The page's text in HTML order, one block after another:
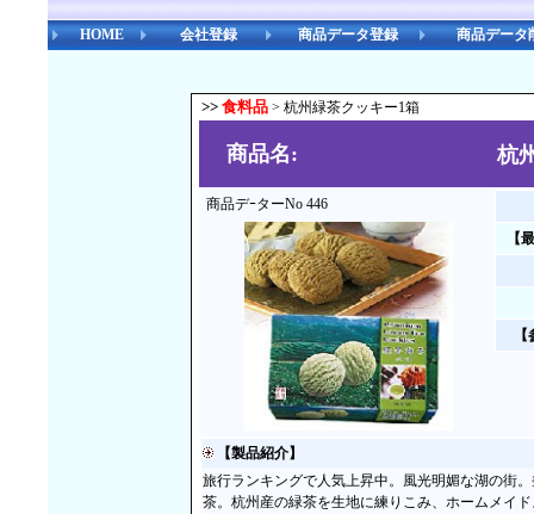
HOME 会社登録 商品データ登録 商品データ
>> 食料品 > 杭州緑茶クッキー1箱
商品名: 杭
商品デｰターNo 446
【
【製品紹介】
旅行ランキングで人気上昇中。風光明媚な湖の街
茶。杭州産の緑茶を生地に練りこみ、ホームメイ